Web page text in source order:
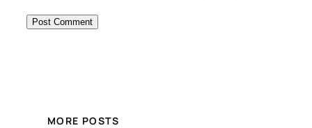
MORE POSTS